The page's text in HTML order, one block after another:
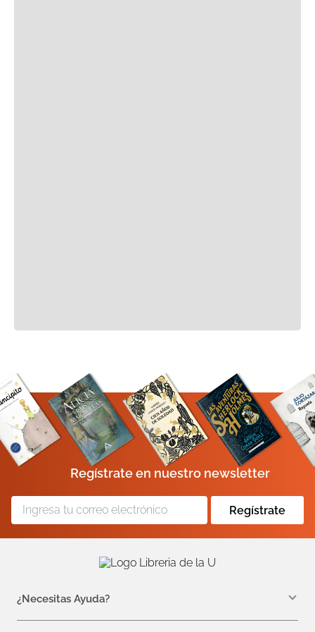
Regístrate en nuestro newsletter
Regístrate
¿Necesitas Ayuda?
WhatsApp +57 310 7157616